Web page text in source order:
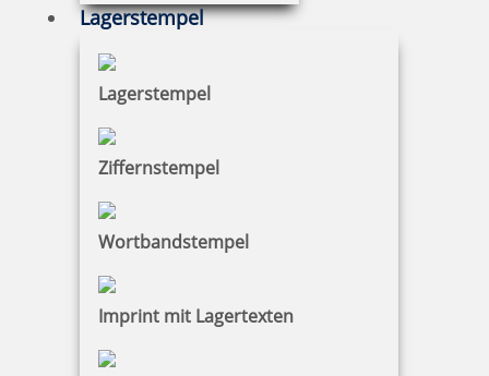
Lagerstempel
Lagerstempel
Ziffernstempel
Wortbandstempel
Imprint mit Lagertexten